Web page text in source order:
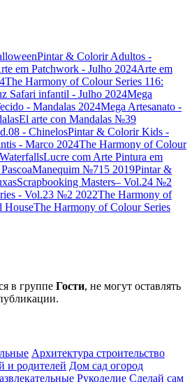
Pintar & Colorir Adultos -
em Patchwork - Julho 2024Arte em
The Harmony of Colour Series 116:
Safari infantil - Julho 2024Mega
- Mandalas 2024Mega Artesanato -
El arte con Mandalas №39
- ChinelosPintar & Colorir Kids -
- Marco 2024The Harmony of Colour
Lucre com Arte Pintura em
Manequim №715 2019Pintar &
Scrapbooking Masters– Vol.24 №2
- Vol.23 №2 2022The Harmony of
HouseThe Harmony of Colour Series
в группе Гости, не могут оставлять
Архитектура строительство
и родителей Дом сад огород
Рукоделие Сделай сам